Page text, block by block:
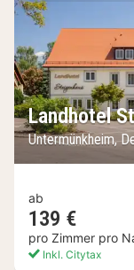
Landhotel
Untermünkheim,
ab
139 €
pro Zimmer pro
Inkl. Citytax